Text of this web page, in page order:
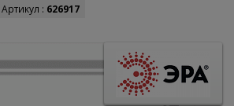
Артикул : 626917